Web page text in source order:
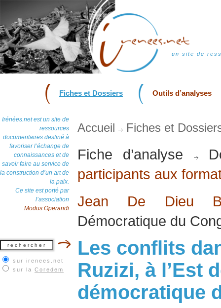
un site de
Fiches et Dossiers Outils d’analyses
Irénées.net est un site de
ressources
documentaires destiné à
favoriser l’échange de
connaissances et de
savoir faire au service de
la construction d’un art de
la paix.
Ce site est porté par
l’association
Modus Operandi
sur irenees.net
sur la Coredem
Accueil Fiches et
Fiche d’analyse
participants aux
Jean De Dieu
Démocratique du
Les conflits
Ruzizi, à l’Est
démocratique